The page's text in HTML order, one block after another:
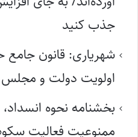
جذب کنید
شهریاری: قانون جامع
اولویت دولت و مجلس
بخشنامه نحوه انسداد،
ممنوعیت فعالیت